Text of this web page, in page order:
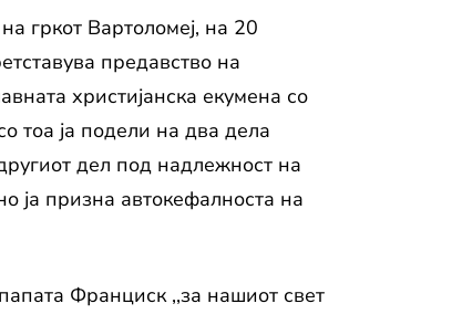
гркот Вартоломеј, на 20
предавство на
христијанска екумена со
тоа ја подели на два дела
дел под надлежност на
ја призна автокефалноста на
Франциск ,,за нашиот свет